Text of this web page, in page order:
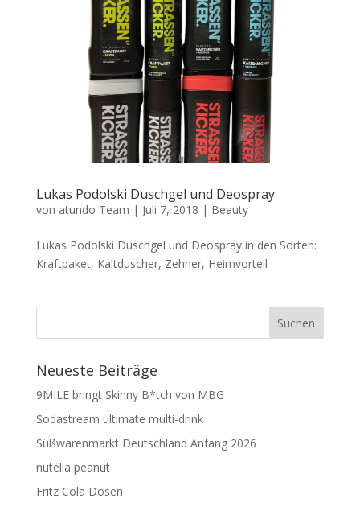
Lukas Podolski Duschgel und Deospray
von atundo Team | Juli 7, 2018 | Beauty
Lukas Podolski Duschgel und Deospray in den Sorten:
Kraftpaket, Kaltduscher, Zehner, Heimvorteil
Neueste Beiträge
9MILE bringt Skinny B*tch von MBG
Sodastream ultimate multi-drink
Süßwarenmarkt Deutschland Anfang 2026
nutella peanut
Fritz Cola Dosen